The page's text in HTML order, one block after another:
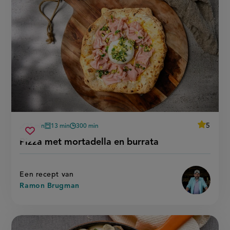
Pizza met mortadella en burrata
voorbereidingstijd
35 min
oventijd
13 min
wachttijd
300 min
average
5
burrata'
Een recept van
Ramon Brugman
Sla
pizza
met
mortadella
burrata